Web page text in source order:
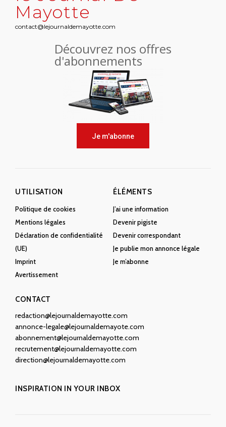
Mayotte
contact@lejournaldemayotte.com
Découvrez nos offres
d'abonnements
Je m'abonne
UTILISATION
Politique de cookies
Mentions légales
Déclaration de confidentialité
(UE)
Imprint
Avertissement
ÉLÉMENTS
J’ai une information
Devenir pigiste
Devenir correspondant
Je publie mon annonce légale
Je m’abonne
CONTACT
redaction@lejournaldemayotte.com
annonce-legale@lejournaldemayote.com
abonnement@lejournaldemayotte.com
recrutement@lejournaldemayotte.com
direction@lejournaldemayotte.com
INSPIRATION IN YOUR INBOX